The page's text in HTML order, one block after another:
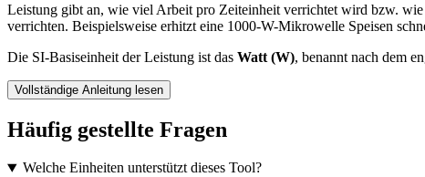
Leistung gibt an, wie viel Arbeit pro Zeiteinheit verrichtet wird bzw.
verrichten. Beispielsweise erhitzt eine 1000-W-Mikrowelle Speisen
Die SI-Basiseinheit der Leistung ist das Watt (W), benannt nach dem
Vollständige Anleitung lesen
Häufig gestellte Fragen
Welche Einheiten unterstützt dieses Tool?